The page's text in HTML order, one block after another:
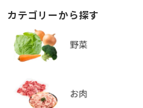
カテゴリーから探す